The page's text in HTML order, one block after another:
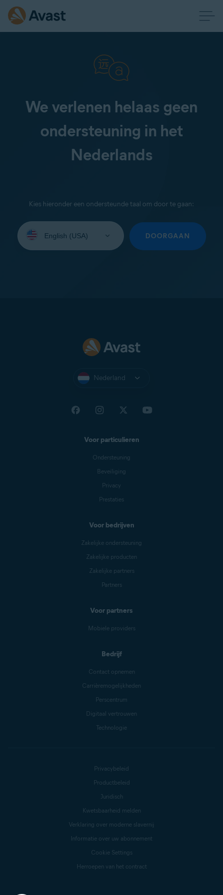
We verlenen helaas geen
ondersteuning in het
Nederlands
Kies hieronder een ondersteunde taal om door te gaan:
uw
DOORGAAN
Nederland
Voor particulieren
Ondersteuning
Beveiliging
Privacy
Prestaties
Voor bedrijven
Zakelijke ondersteuning
Zakelijke producten
Zakelijke partners
Partners
Voor partners
Mobiele providers
Bedrijf
Contact opnemen
Carrièremogelijkheden
Perscentrum
Digitaal vertrouwen
Technologie
Privacybeleid
Productbeleid
Juridisch
Kwetsbaarheid melden
Verklaring over moderne slavernij
Informatie over uw abonnement
Cookie Settings
Herroepen van het contract